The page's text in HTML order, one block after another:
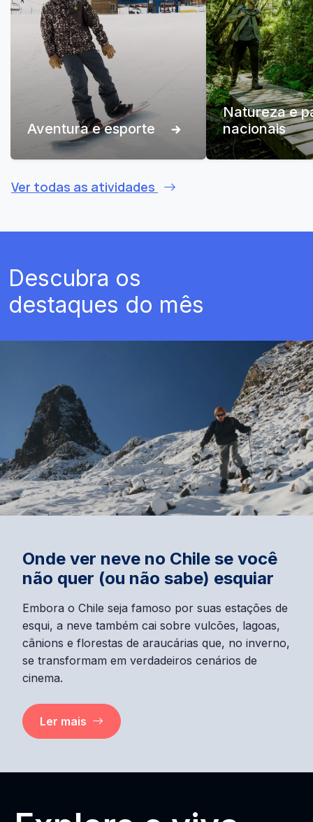
Aventura e esporte
Natureza e
nacionais
Ver todas as atividades
Descubra os
destaques do mês
Onde ver neve no Chile se você
não quer (ou não sabe) esquiar
Embora o Chile seja famoso por suas estações de
esqui, a neve também cai sobre vulcões, lagoas,
cânions e florestas de araucárias que, no inverno,
se transformam em verdadeiros cenários de
cinema.
Ler mais